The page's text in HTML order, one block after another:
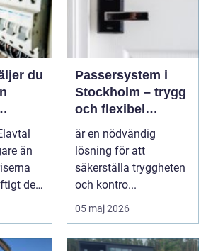
än
de
Passersystem i
Stockholm – trygg
och flexibel
tillträdeskontroll
är en nödvändig
lösning för att
säkerställa tryggheten
och kontro...
05 maj 2026